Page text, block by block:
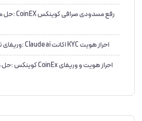
احراز هویت KYC اکانت Claude ai :وریفای تضمینی حساب کلاود